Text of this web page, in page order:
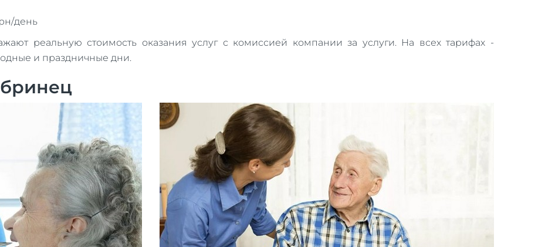
день
реальную стоимость оказания услуг с комиссией компании за услуги. На всех тарифах -
и праздничные дни.